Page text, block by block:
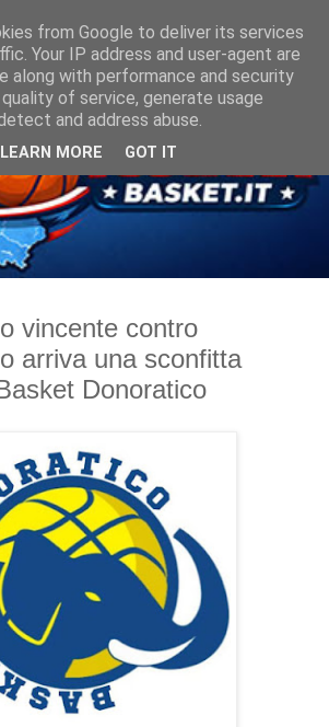
vincente contro
arriva una sconfitta
Donoratico
from Google to deliver its services
Your IP address and user-agent are
along with performance and security
of service, generate usage
and address abuse.
LEARN MORE GOT IT